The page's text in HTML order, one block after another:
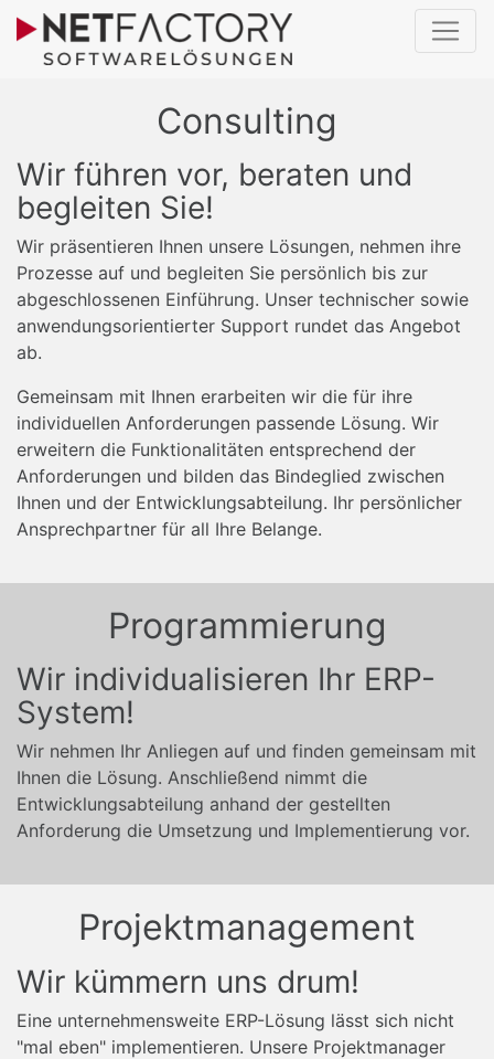
Consulting
Wir führen vor, beraten und
begleiten Sie!
Wir präsentieren Ihnen unsere Lösungen, nehmen ihre
Prozesse auf und begleiten Sie persönlich bis zur
abgeschlossenen Einführung. Unser technischer sowie
anwendungsorientierter Support rundet das Angebot
ab.
Gemeinsam mit Ihnen erarbeiten wir die für ihre
individuellen Anforderungen passende Lösung. Wir
erweitern die Funktionalitäten entsprechend der
Anforderungen und bilden das Bindeglied zwischen
Ihnen und der Entwicklungsabteilung. Ihr persönlicher
Ansprechpartner für all Ihre Belange.
Programmierung
Wir individualisieren Ihr ERP-
System!
Wir nehmen Ihr Anliegen auf und finden gemeinsam mit
Ihnen die Lösung. Anschließend nimmt die
Entwicklungsabteilung anhand der gestellten
Anforderung die Umsetzung und Implementierung vor.
Projektmanagement
Wir kümmern uns drum!
Eine unternehmensweite ERP-Lösung lässt sich nicht
"mal eben" implementieren. Unsere Projektmanager